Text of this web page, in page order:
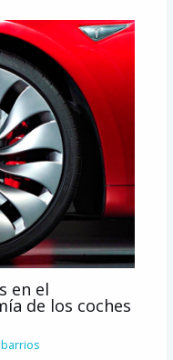
en el
de los coches